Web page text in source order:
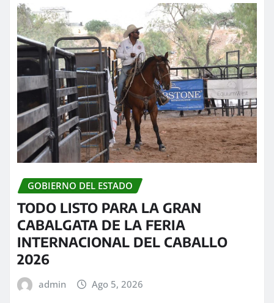
GOBIERNO DEL ESTADO
TODO LISTO PARA LA GRAN
CABALGATA DE LA FERIA
INTERNACIONAL DEL CABALLO
2026
admin Ago 5, 2026